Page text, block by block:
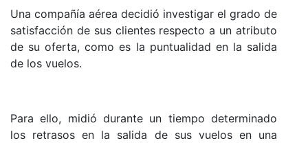
Una compañía aérea decidió investigar el grado de
satisfacción de sus clientes respecto a un atributo
de su oferta, como es la puntualidad en la salida
de los vuelos.
Para ello, midió durante un tiempo determinado
los retrasos en la salida de sus vuelos en una